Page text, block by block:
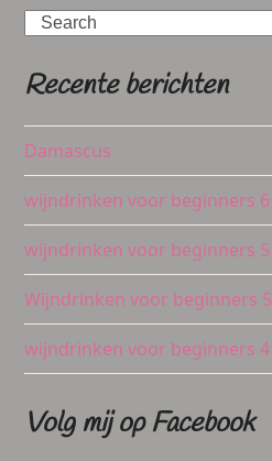
Search
Recente berichten
Damascus
wijndrinken voor beginners 6
wijndrinken voor beginners 5
Wijndrinken voor beginners 5
wijndrinken voor beginners 4
Volg mij op Facebook